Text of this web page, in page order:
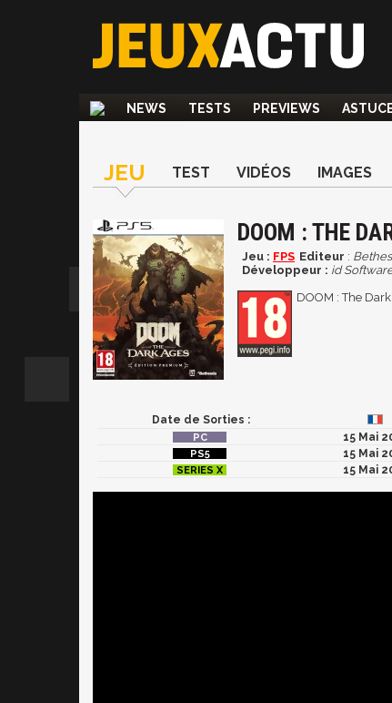
NEWS TESTS PREVIEWS
JEU TEST VIDÉOS IMAGES
DOOM : THE
Jeu : FPS Editeur :
Développeur : id
DOOM : The
Date de Sorties :
15 Mai
15 Mai
15 Mai